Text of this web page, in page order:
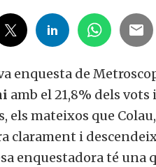
enquesta de
amb el 21,8% dels vots
els mateixos que
clarament i
enquestadora té una